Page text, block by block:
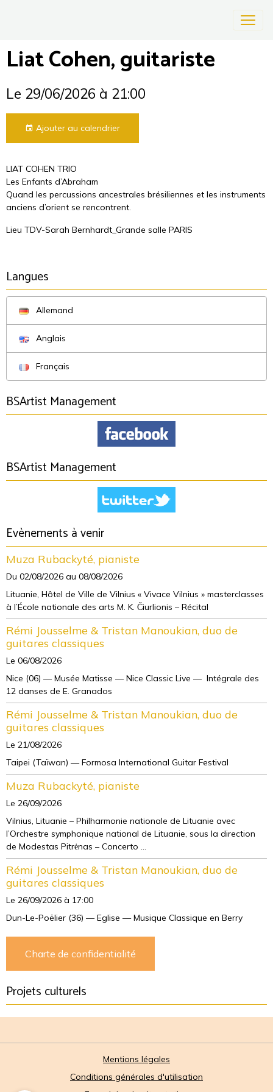
Liat Cohen, guitariste
Le 29/06/2026 à 21:00
Ajouter au calendrier
LIAT COHEN TRIO
Les Enfants d’Abraham
Quand les percussions ancestrales brésiliennes et les instruments
anciens d’orient se rencontrent.
Lieu TDV-Sarah Bernhardt_Grande salle PARIS
Langues
Allemand
Anglais
Français
BSArtist Management
BSArtist Management
Evènements à venir
Muza Rubackyté, pianiste
Du 02/08/2026 au 08/08/2026
Lituanie, Hôtel de Ville de Vilnius « Vivace Vilnius » masterclasses
à l’École nationale des arts M. K. Čiurlionis – Récital
Rémi Jousselme & Tristan Manoukian, duo de
guitares classiques
Le 06/08/2026
Nice (06) — Musée Matisse — Nice Classic Live — Intégrale des
12 danses de E. Granados
Rémi Jousselme & Tristan Manoukian, duo de
guitares classiques
Le 21/08/2026
Taipei (Taïwan) — Formosa International Guitar Festival
Muza Rubackyté, pianiste
Le 26/09/2026
Vilnius, Lituanie – Philharmonie nationale de Lituanie avec
l’Orchestre symphonique national de Lituanie, sous la direction
de Modestas Pitrėnas – Concerto ...
Rémi Jousselme & Tristan Manoukian, duo de
guitares classiques
Le 26/09/2026 à 17:00
Dun-Le-Poëlier (36) — Eglise — Musique Classique en Berry
Charte de confidentialité
Projets culturels
Mentions légales
Conditions générales d'utilisation